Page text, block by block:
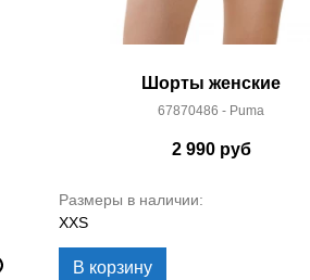
Шорты женские
67870486 - Puma
2 990руб
Размеры в наличии:
XXS
В корзину